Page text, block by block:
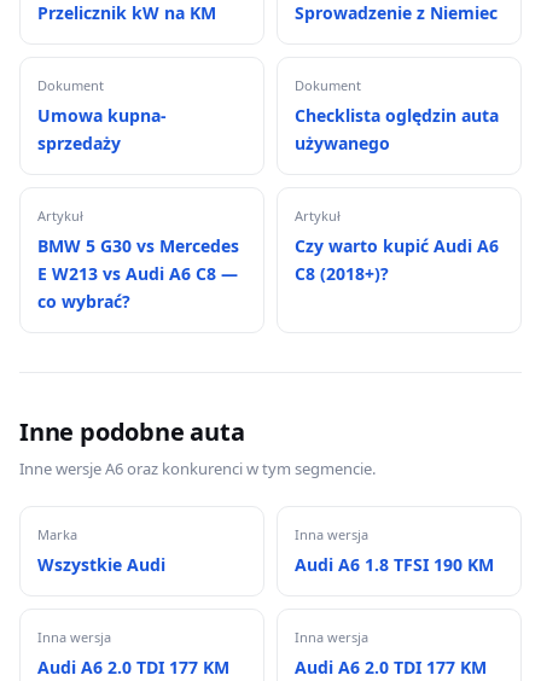
Przelicznik kW na KM Sprowadzenie z Niemiec
Dokument
Umowa kupna-
sprzedaży
Dokument
Checklista oględzin auta
używanego
Artykuł
BMW 5 G30 vs Mercedes
E W213 vs Audi A6 C8 —
co wybrać?
Artykuł
Czy warto kupić Audi A6
C8 (2018+)?
Inne podobne auta
Inne wersje A6 oraz konkurenci w tym segmencie.
Marka
Wszystkie Audi
Inna wersja
Audi A6 1.8 TFSI 190 KM
Inna wersja
Audi A6 2.0 TDI 177 KM
Inna wersja
Audi A6 2.0 TDI 177 KM